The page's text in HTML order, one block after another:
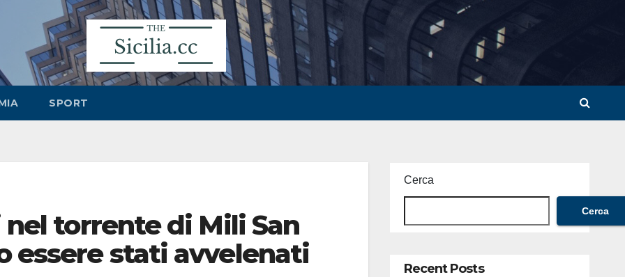
SPORT
torrente di Mili San
essere stati avvelenati
Cerca
Cerca
Recent Posts